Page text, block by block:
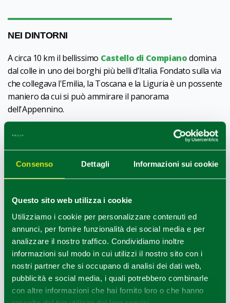
Consenso Dettagli Informazioni sui cookie
Questo sito web utilizza i cookie
Utilizziamo i cookie per personalizzare contenuti ed
annunci, per fornire funzionalità dei social media e per
analizzare il nostro traffico. Condividiamo inoltre
informazioni sul modo in cui utilizzi il nostro sito con i
nostri partner che si occupano di analisi dei dati web,
pubblicità e social media, i quali potrebbero combinarle
con altre informazioni che hai fornito loro o che hanno
NEI DINTORNI
A circa 10 km il bellissimo Castello di Compianodomina
dal colle in uno dei borghi più belli d’Italia. Fondato sulla via
che collegava l'Emilia, la Toscana e la Liguria è un possente
maniero da cui si può ammirare il panorama
dell'Appennino.
REDAZIONE
COME ARRIVARE
+
−